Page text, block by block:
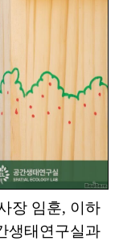
장 임훈, 이하
생태연구실과